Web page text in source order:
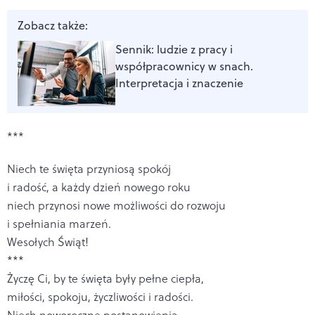
Zobacz także:
Sennik: ludzie z pracy i
współpracownicy w snach.
Interpretacja i znaczenie
***
Niech te święta przyniosą spokój
i radość, a każdy dzień nowego roku
niech przynosi nowe możliwości do rozwoju
i spełniania marzeń.
Wesołych Świąt!
***
Życzę Ci, by te święta były pełne ciepła,
miłości, spokoju, życzliwości i radości.